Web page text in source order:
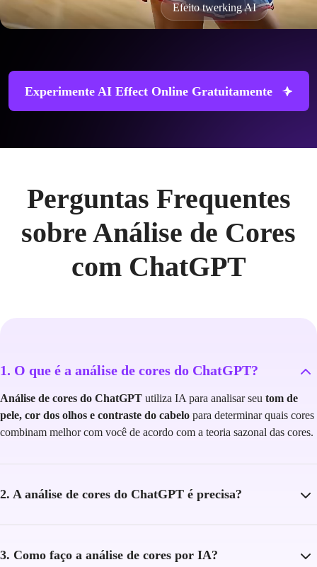
Efeito twerking AI
Experimente AI Effect Online Gratuitamente
Perguntas Frequentes
sobre Análise de Cores
com ChatGPT
1. O que é a análise de cores do ChatGPT?
Análise de cores do ChatGPT utiliza IA para analisar seu tom de
pele, cor dos olhos e contraste do cabelo para determinar quais cores
combinam melhor com você de acordo com a teoria sazonal das cores.
2. A análise de cores do ChatGPT é precisa?
3. Como faço a análise de cores por IA?